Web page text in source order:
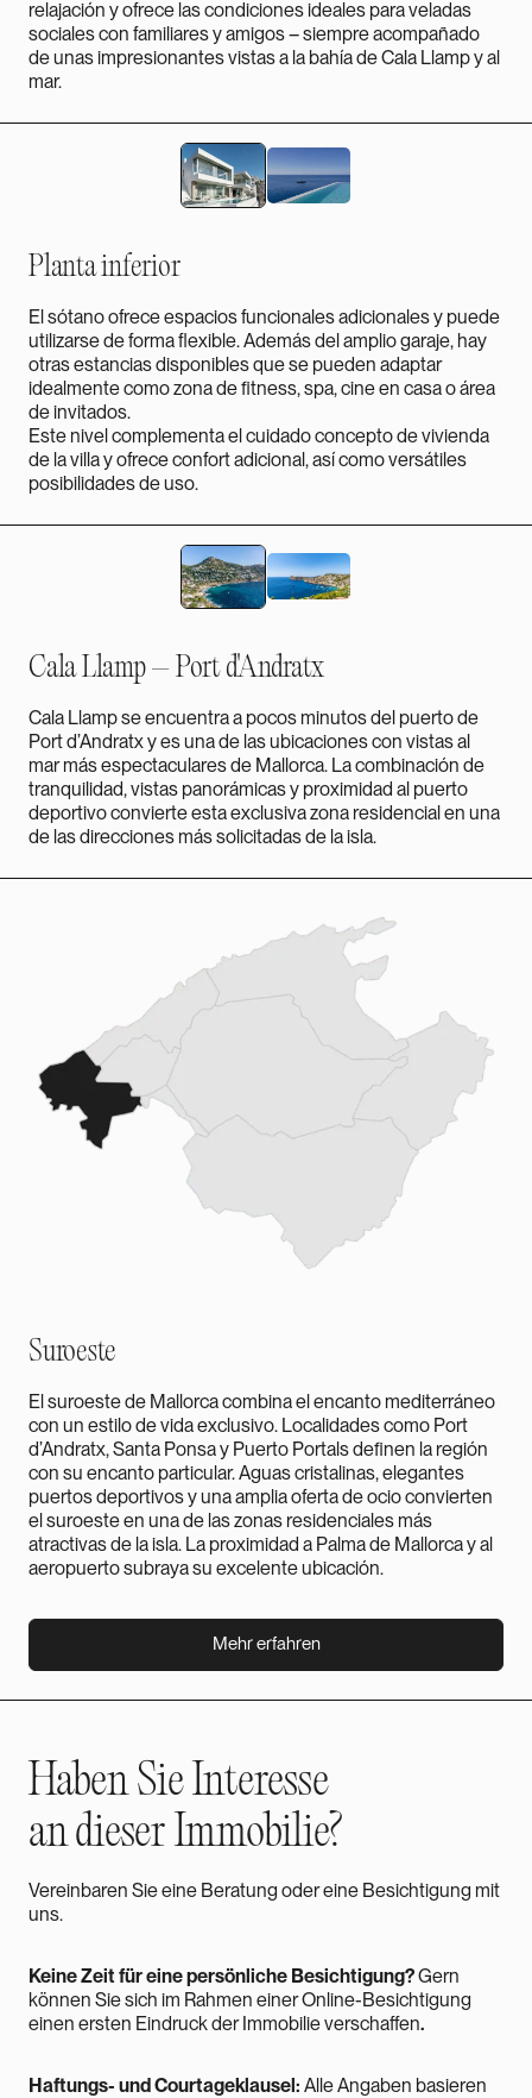
relajación y ofrece las condiciones ideales para veladas
sociales con familiares y amigos – siempre acompañado
de unas impresionantes vistas a la bahía de Cala Llamp y al
mar.
Planta inferior
El sótano ofrece espacios funcionales adicionales y puede
utilizarse de forma flexible. Además del amplio garaje, hay
otras estancias disponibles que se pueden adaptar
idealmente como zona de fitness, spa, cine en casa o área
de invitados.
Este nivel complementa el cuidado concepto de vivienda
de la villa y ofrece confort adicional, así como versátiles
posibilidades de uso.
Cala Llamp – Port d'Andratx
Cala Llamp se encuentra a pocos minutos del puerto de
Port d’Andratx y es una de las ubicaciones con vistas al
mar más espectaculares de Mallorca. La combinación de
tranquilidad, vistas panorámicas y proximidad al puerto
deportivo convierte esta exclusiva zona residencial en una
de las direcciones más solicitadas de la isla.
Suroeste
El suroeste de Mallorca combina el encanto mediterráneo
con un estilo de vida exclusivo. Localidades como Port
d’Andratx, Santa Ponsa y Puerto Portals definen la región
con su encanto particular. Aguas cristalinas, elegantes
puertos deportivos y una amplia oferta de ocio convierten
el suroeste en una de las zonas residenciales más
atractivas de la isla. La proximidad a Palma de Mallorca y al
aeropuerto subraya su excelente ubicación.
Mehr erfahren
Mehr erfahren
Haben SieInteresse
an dieser Immobilie?
Vereinbaren Sie eine Beratung oder eine Besichtigung mit
uns.
Keine Zeit für eine persönliche Besichtigung?Gern
können Sie sich im Rahmen einer Online-Besichtigung
einen ersten Eindruck der Immobilie verschaffen.
Haftungs- und Courtageklausel: Alle Angaben basieren